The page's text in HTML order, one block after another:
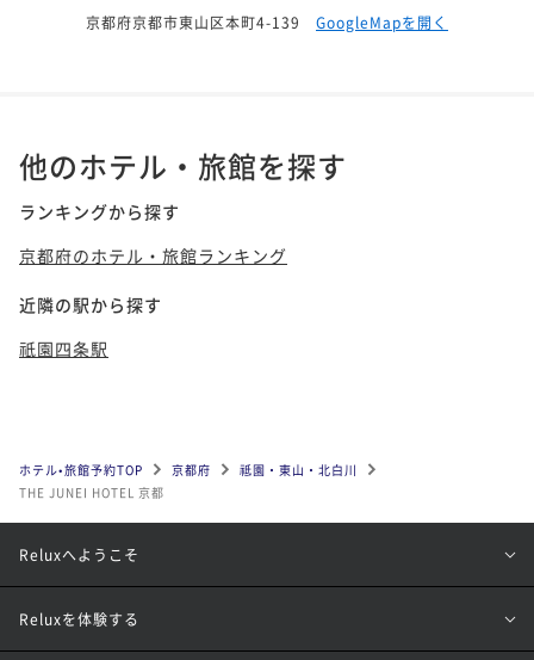
京都府京都市東山区本町4-139 GoogleMapを開く
他のホテル・旅館を探す
ランキングから探す
京都府のホテル・旅館ランキング
近隣の駅から探す
祇園四条駅
ホテル•旅館予約TOP 京都府
祗園・東山・北白川
THE JUNEI HOTEL 京都
Reluxへようこそ
Reluxを体験する